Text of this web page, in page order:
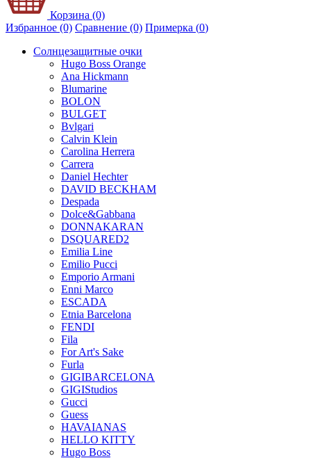
Корзина (0)
Избранное (0) Сравнение (0) Примерка (0)
Солнцезащитные очки
Hugo Boss Orange
Ana Hickmann
Blumarine
BOLON
BULGET
Bvlgari
Calvin Klein
Carolina Herrera
Carrera
Daniel Hechter
DAVID BECKHAM
Despada
Dolce&Gabbana
DONNAKARAN
DSQUARED2
Emilia Line
Emilio Pucci
Emporio Armani
Enni Marco
ESCADA
Etnia Barcelona
FENDI
Fila
For Art's Sake
Furla
GIGIBARCELONA
GIGIStudios
Gucci
Guess
HAVAIANAS
HELLO KITTY
Hugo Boss